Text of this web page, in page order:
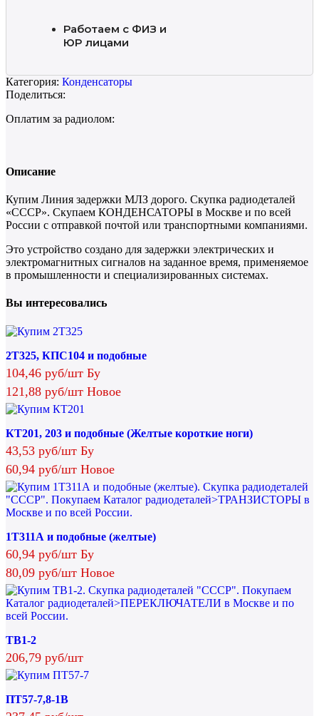
Работаем с ФИЗ и
ЮР лицами
Категория: Конденсаторы
Поделиться:
Оплатим за радиолом:
Описание
Купим Линия задержки МЛЗ дорого. Скупка радиодеталей
«СССР». Скупаем КОНДЕНСАТОРЫ в Москве и по всей
России с отправкой почтой или транспортными компаниями.
Это устройство создано для задержки электрических и
электромагнитных сигналов на заданное время, применяемое
в промышленности и специализированных системах.
Вы интересовались
2Т325, КПС104 и подобные
104,46 руб/шт Бу
121,88 руб/шт Новое
КТ201, 203 и подобные (Желтые короткие ноги)
43,53 руб/шт Бу
60,94 руб/шт Новое
1Т311А и подобные (желтые)
60,94 руб/шт Бу
80,09 руб/шт Новое
ТВ1-2
206,79 руб/шт
ПТ57-7,8-1В